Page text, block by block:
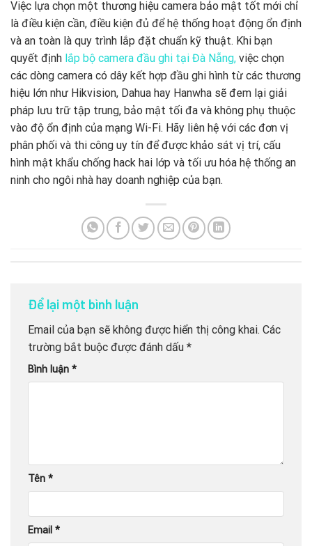
Việc lựa chọn một thương hiệu camera bảo mật tốt mới chỉ
là điều kiện cần, điều kiện đủ để hệ thống hoạt động ổn định
và an toàn là quy trình lắp đặt chuẩn kỹ thuật. Khi bạn
quyết định lắp bộ camera đầu ghi tại Đà Nẵng, việc chọn
các dòng camera có dây kết hợp đầu ghi hình từ các thương
hiệu lớn như Hikvision, Dahua hay Hanwha sẽ đem lại giải
pháp lưu trữ tập trung, bảo mật tối đa và không phụ thuộc
vào độ ổn định của mạng Wi-Fi. Hãy liên hệ với các đơn vị
phân phối và thi công uy tín để được khảo sát vị trí, cấu
hình mật khẩu chống hack hai lớp và tối ưu hóa hệ thống an
ninh cho ngôi nhà hay doanh nghiệp của bạn.
Để lại một bình luận
Email của bạn sẽ không được hiển thị công khai. Các
trường bắt buộc được đánh dấu *
Bình luận *
Tên *
Email *